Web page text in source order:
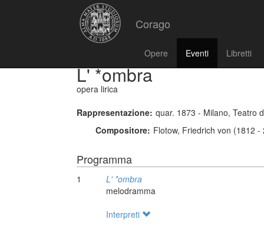
Corago
Opere Eventi Libretti
L' *ombra
opera lirica
Rappresentazione: quar. 1873 - Milano, Teatro
Compositore: Flotow, Friedrich von (1812 -
Programma
1
L' *ombra
melodramma
Interpreti